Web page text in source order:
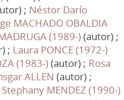
; Néstor Darío
MACHADO OBALDIA
(1989-)(autor) ;
; Laura PONCE (1972-)
(1983-)(autor) ; Rosa
ALLEN (autor) ;
Stephany MENDEZ (1990-)